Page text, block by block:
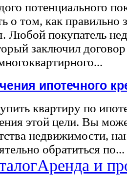
потенциального
о том, как правильно
Любой покупатель
заключил
ипотечного
квартиру по
этой цели. Вы
недвижимости,
обратиться по...
Аренда и